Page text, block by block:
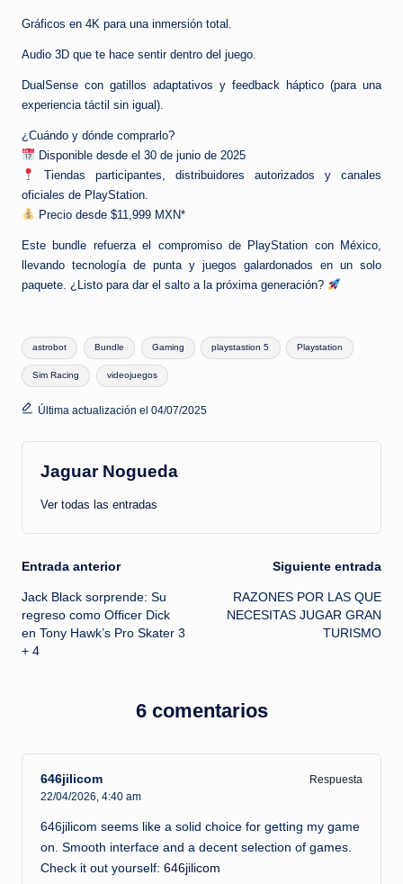
Gráficos en 4K para una inmersión total.
Audio 3D que te hace sentir dentro del juego.
DualSense con gatillos adaptativos y feedback háptico (para una
experiencia táctil sin igual).
¿Cuándo y dónde comprarlo?
Disponible desde el 30 de junio de 2025
Tiendas participantes, distribuidores autorizados y canales
oficiales de PlayStation.
Precio desde $11,999 MXN*
Este bundle refuerza el compromiso de PlayStation con México,
llevando tecnología de punta y juegos galardonados en un solo
paquete. ¿Listo para dar el salto a la próxima generación?
Etiquetas:
astrobot Bundle Gaming playstastion 5 Playstation
Sim Racing videojuegos
Última actualización el 04/07/2025
Jaguar Nogueda
Ver todas las entradas
Navegación
de
entradas
Entrada anterior
Jack Black sorprende: Su
regreso como Officer Dick
en Tony Hawk’s Pro Skater 3
+ 4
Siguiente entrada
RAZONES POR LAS QUE
NECESITAS JUGAR GRAN
TURISMO
6 comentarios
646jilicom
Respuesta
22/04/2026, 4:40 am
646jilicom seems like a solid choice for getting my game
on. Smooth interface and a decent selection of games.
Check it out yourself: 646jilicom